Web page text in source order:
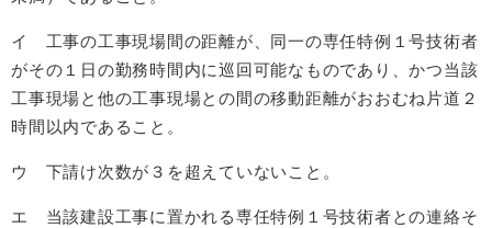
イ 工事の工事現場間の距離が、同一の専任特例１号技術者
がその１日の勤務時間内に巡回可能なものであり、かつ当該
工事現場と他の工事現場との間の移動距離がおおむね片道２
時間以内であること。
ウ 下請け次数が３を超えていないこと。
エ 当該建設工事に置かれる専任特例１号技術者との連絡そ